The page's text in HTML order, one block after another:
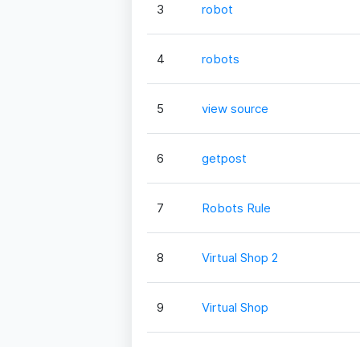
3 robot
4 robots
5 view source
6 getpost
7 Robots Rule
8 Virtual Shop 2
9 Virtual Shop